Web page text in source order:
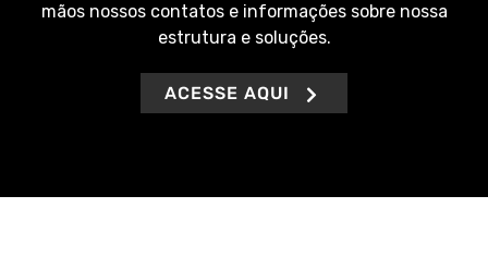
mãos nossos contatos e informações sobre nossa
estrutura e soluções.
ACESSE AQUI